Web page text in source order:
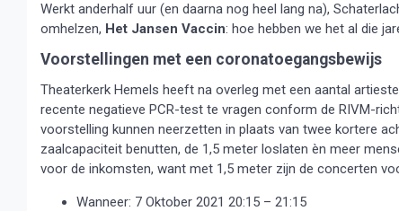
Werkt anderhalf uur (en daarna nog heel lang na),
omhelzen, Het Jansen Vaccin: hoe hebben we het al die
Voorstellingen met een coronatoegangsbewijs
Theaterkerk Hemels heeft na overleg met een aantal
recente negatieve PCR-test te vragen conform de RIVM-
voorstelling kunnen neerzetten in plaats van twee kortere
zaalcapaciteit benutten, de 1,5 meter loslaten èn meer
voor de inkomsten, want met 1,5 meter zijn de concerten
Wanneer: 7 Oktober 2021 20:15 – 21:15